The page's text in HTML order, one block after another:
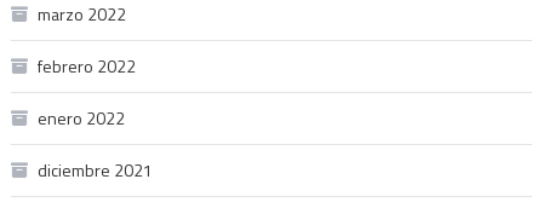
marzo 2022
febrero 2022
enero 2022
diciembre 2021